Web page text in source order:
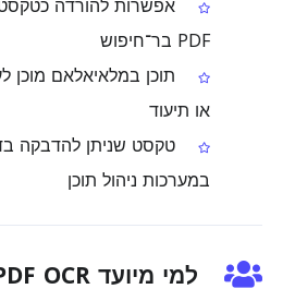
PDF בר־חיפוש
תוכן במלאיאלאם מוכן
או תיעוד
טקסט שניתן להדבקה
במערכות ניהול תוכן
למי מיועד Malayalam PDF OCR?